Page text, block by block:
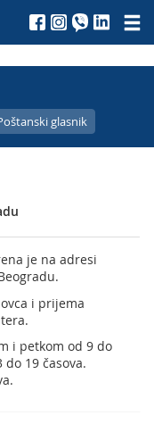
glasnik
je na adresi
i prijema
i petkom od 9 do
19 časova.